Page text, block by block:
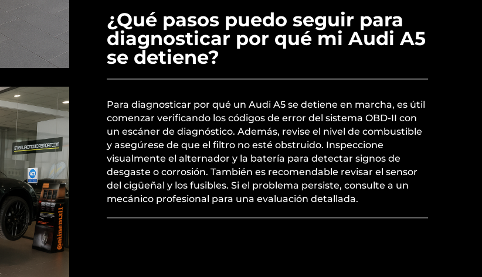
¿Qué pasos puedo seguir para
diagnosticar por qué mi Audi A5
se detiene?
Para diagnosticar por qué un Audi A5 se detiene en marcha, es útil
comenzar verificando los códigos de error del sistema OBD-II con
un escáner de diagnóstico. Además, revise el nivel de combustible
y asegúrese de que el filtro no esté obstruido. Inspeccione
visualmente el alternador y la batería para detectar signos de
desgaste o corrosión. También es recomendable revisar el sensor
del cigüeñal y los fusibles. Si el problema persiste, consulte a un
mecánico profesional para una evaluación detallada.